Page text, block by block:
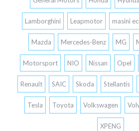
Lamborghini Leapmotor masini
Mazda Mercedes-Benz MG
Motorsport NIO Nissan Opel
Renault SAIC Skoda Stellantis
Tesla Toyota Volkswagen
XPENG